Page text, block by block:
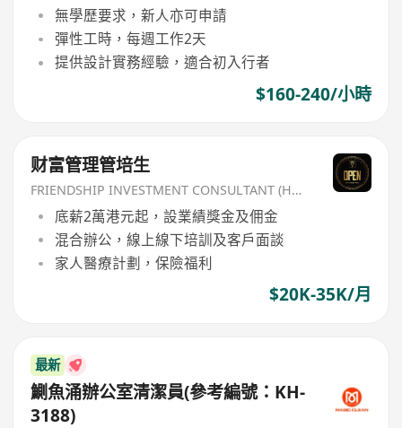
無學歷要求，新人亦可申請
彈性工時，每週工作2天
提供設計實務經驗，適合初入行者
$160-240/小時
财富管理管培生
FRIENDSHIP INVESTMENT CONSULTANT (HK) CO
底薪2萬港元起，設業績獎金及佣金
混合辦公，線上線下培訓及客戶面談
家人醫療計劃，保險福利
$20K-35K/月
最新
鰂魚涌辦公室清潔員(參考編號：KH-
3188)